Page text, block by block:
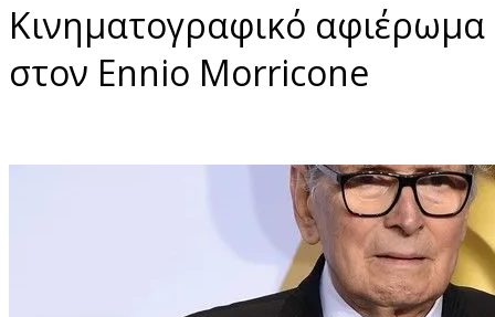
Κινηματογραφικό αφιέρωμα
στον Ennio Morricone